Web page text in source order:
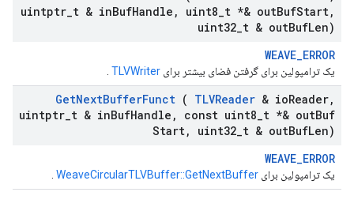
uintptr t & inBufHandle , uint8 t *& outBufStart,
uint32 t & outBufLen)
WEAVE_ERROR
یک ترامپولین برای گرفتن فضای بیشتر برای TLVWriter
GetNextBufferFunct ( TLVReader & ioReader,
uintptr t & inBufHandle , const uint8 t *& outBuf
Start, uint32 t & outBufLen)
WEAVE_ERROR
یک ترامپولین برای WeaveCircularTLVBuffer::GetNextBuffer